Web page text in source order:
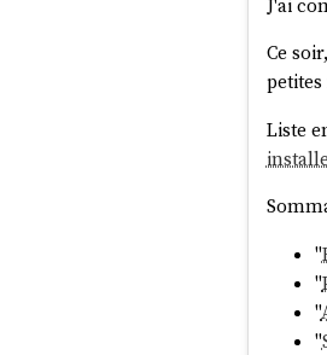
Ce
Liste
"
"
"
"